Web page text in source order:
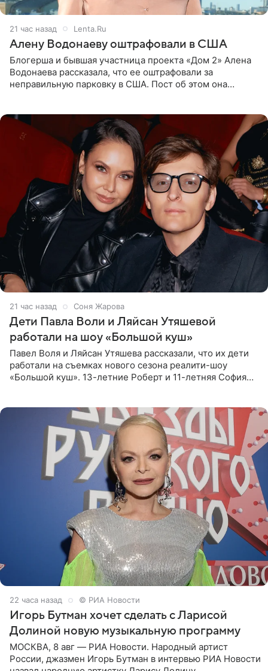
21 час назад Lenta.Ru
Алену Водонаеву оштрафовали в США
Блогерша и бывшая участница проекта «Дом 2» Алена
Водонаева рассказала, что ее оштрафовали за
неправильную парковку в США. Пост об этом она
21 час назад Соня Жарова
Дети Павла Воли и Ляйсан Утяшевой
работали на шоу «Большой куш»
Павел Воля и Ляйсан Утяшева рассказали, что их дети
работали на съемках нового сезона реалити-шоу
«Большой куш». 13-летние Роберт и 11-летняя София
22 часа назад © РИА Новости
Игорь Бутман хочет сделать с Ларисой
Долиной новую музыкальную программу
МОСКВА, 8 авг — РИА Новости. Народный артист
России, джазмен Игорь Бутман в интервью РИА Новости